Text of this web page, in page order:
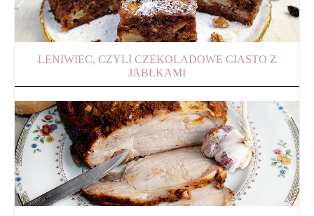
LENIWIEC, CZYLI CZEKOLADOWE CIASTO Z
JABŁKAMI